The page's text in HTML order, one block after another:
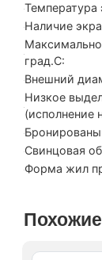
Температура
Наличие
град.C:
Внешний
Низкое
(исполнение
Свинцовая
Форма жил